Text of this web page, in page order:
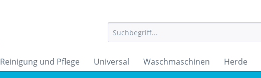
Reinigung und Pflege Universal Waschmaschinen Herde